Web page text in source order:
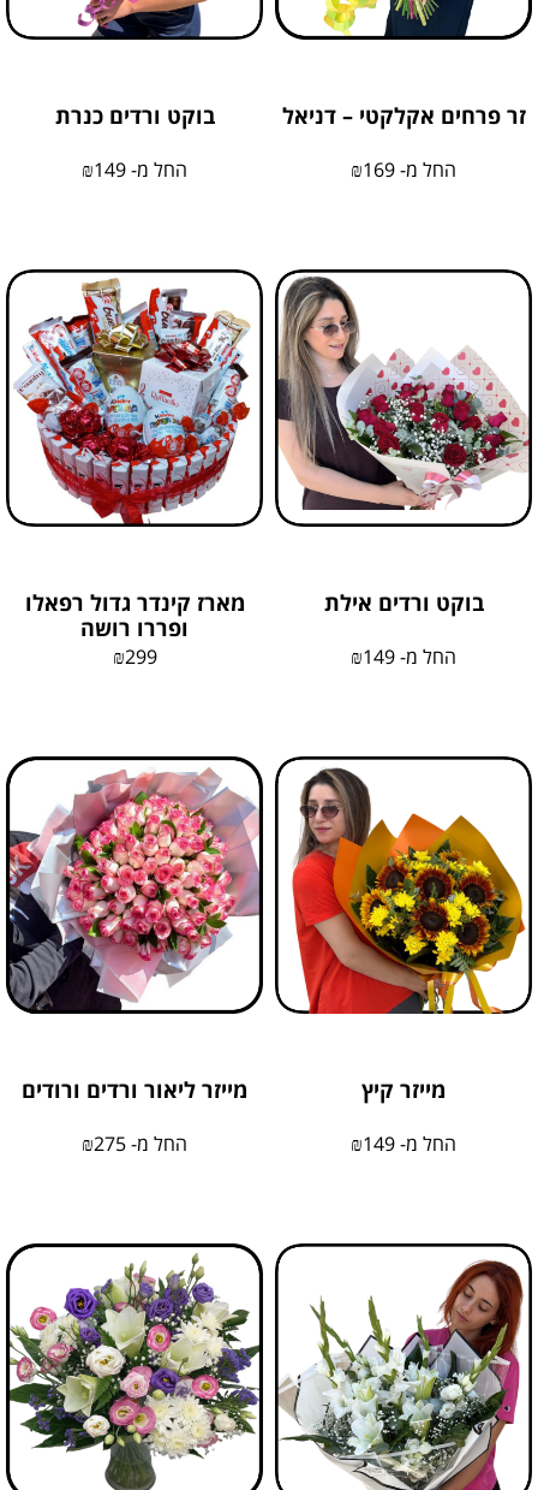
זר פרחים אקלקטי – דניאל
החל מ- ₪169
בוקט ורדים כנרת
החל מ- ₪149
בוקט ורדים אילת
החל מ- ₪149
מארז קינדר גדול רפאלו
ופררו רושה
₪299
מייזר קיץ
החל מ- ₪149
מייזר ליאור ורדים ורודים
החל מ- ₪275